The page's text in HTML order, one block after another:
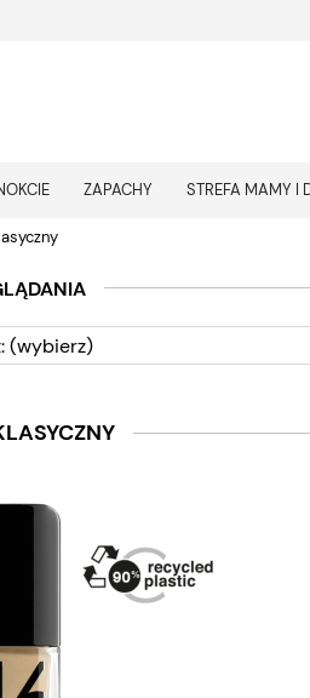
ZAPACHY STREFA MAMY I
(wybierz)